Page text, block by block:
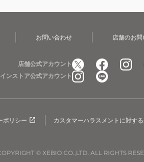
お問い合わせ 店舗のお
店舗公式アカウント
ンストア公式アカウント
ポリシー カスタマーハラスメントに対す
© XEBIO CO.,LTD. ALL RIGHTS